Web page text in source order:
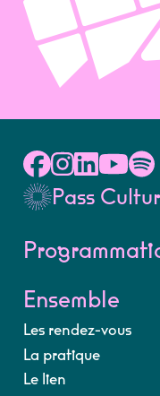
Pass
Ensemble
Les rendez-vous
La pratique
Le lien